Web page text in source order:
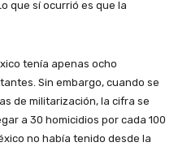
que sí ocurrió es que la
tenía apenas ocho
Sin embargo, cuando se
de militarización, la cifra se
a 30 homicidios por cada 100
no había tenido desde la